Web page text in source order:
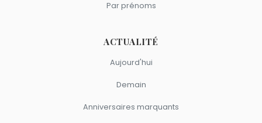
Par prénoms
ACTUALITÉ
Aujourd'hui
Demain
Anniversaires marquants